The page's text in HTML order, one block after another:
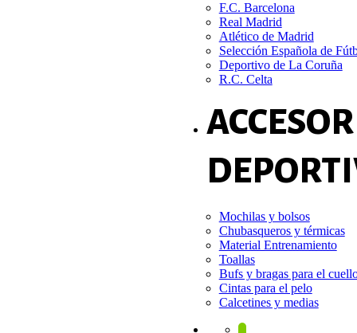
F.C. Barcelona
Real Madrid
Atlético de Madrid
Selección Española de
Deportivo de La Coruña
R.C. Celta
Mochilas y bolsos
Chubasqueros y térmicas
Material Entrenamiento
Toallas
Bufs y bragas para el
Cintas para el pelo
Calcetines y medias